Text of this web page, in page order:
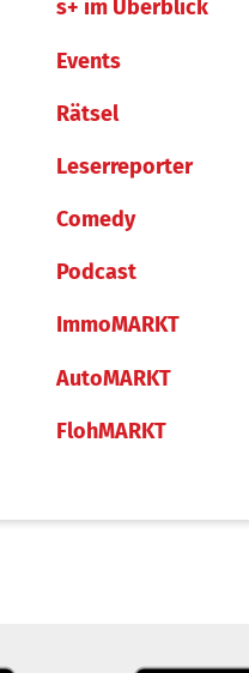
s+ im Überblick
Events
Rätsel
Leserreporter
Comedy
Podcast
ImmoMARKT
AutoMARKT
FlohMARKT